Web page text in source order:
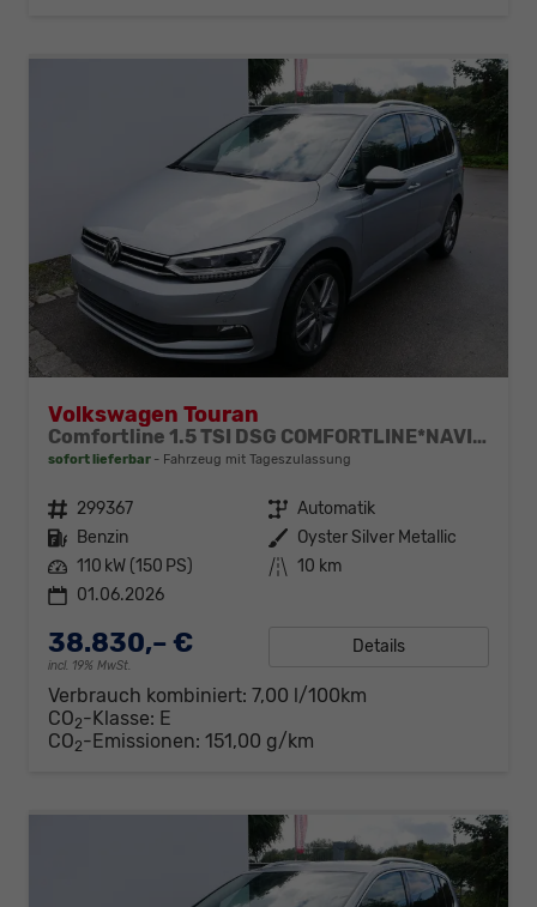
Volkswagen Touran
Comfortline 1.5 TSI DSG COMFORTLINE*NAVI*ACC*PDC*LED*SHZ*KAMERA*7-SITZER*17-ZOLL
sofort lieferbar Fahrzeug mit Tageszulassung
Fahrzeugnr. 299367 Getriebe Automatik
Kraftstoff Benzin Außenfarbe Oyster Silver Metallic
Leistung 110 kW (150 PS) Kilometerstand 10 km
01.06.2026
38.830,– €
incl. 19% MwSt.
Details
Verbrauch kombiniert: 7,00 l/100km
CO2-Klasse: E
CO2-Emissionen: 151,00 g/km